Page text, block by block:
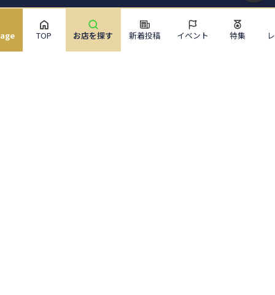
TOP お店を探す 新着投稿 イベント 特集